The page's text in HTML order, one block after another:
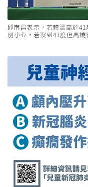
邱南昌表示，若體溫高於
別小心，若沒到41度但高